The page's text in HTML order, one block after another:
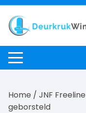
Ga
naar
inhoud
Home / JNF
geborsteld